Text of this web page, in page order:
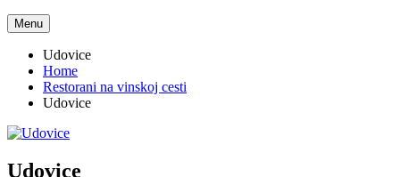
Menu
Udovice
Home
Restorani na vinskoj cesti
Udovice
Udovice